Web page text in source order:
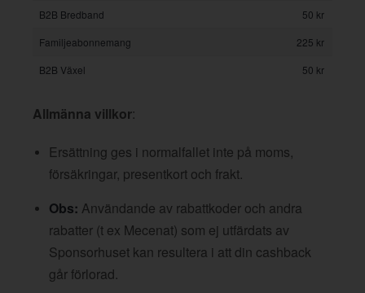
B2B Bredband
50 kr
Familjeabonnemang
225 kr
B2B Växel
50 kr
Allmänna villkor:
Ersättning ges i normalfallet inte på moms,
försäkringar, presentkort och frakt.
Obs: Användande av rabattkoder och andra
rabatter (t ex Mecenat) som ej utfärdats av
Sponsorhuset kan resultera i att din cashback
går förlorad.